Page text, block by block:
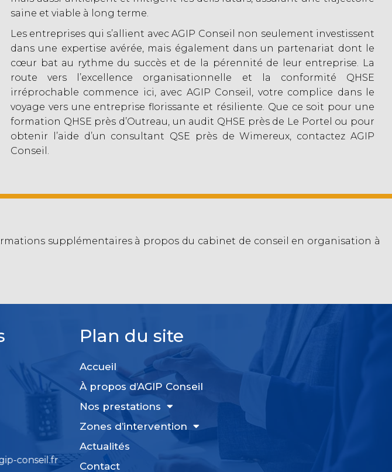
saine et viable à long terme.
Les entreprises qui s’allient avec AGIP Conseil non seulement investissent
dans une expertise avérée, mais également dans un partenariat dont le
cœur bat au rythme du succès et de la pérennité de leur entreprise. La
route vers l’excellence organisationnelle et la conformité QHSE
irréprochable commence ici, avec AGIP Conseil, votre complice dans le
voyage vers une entreprise florissante et résiliente. Que ce soit pour une
formation QHSE près d’Outreau, un audit QHSE près de Le Portel ou pour
obtenir l’aide d’un consultant QSE près de Wimereux, contactez AGIP
Conseil.
supplémentaires à propos du cabinet de conseil en organisation à
conseil.fr
Plan du site
Accueil
À propos d’AGIP Conseil
Nos prestations
Zones d’intervention
Actualités
Contact